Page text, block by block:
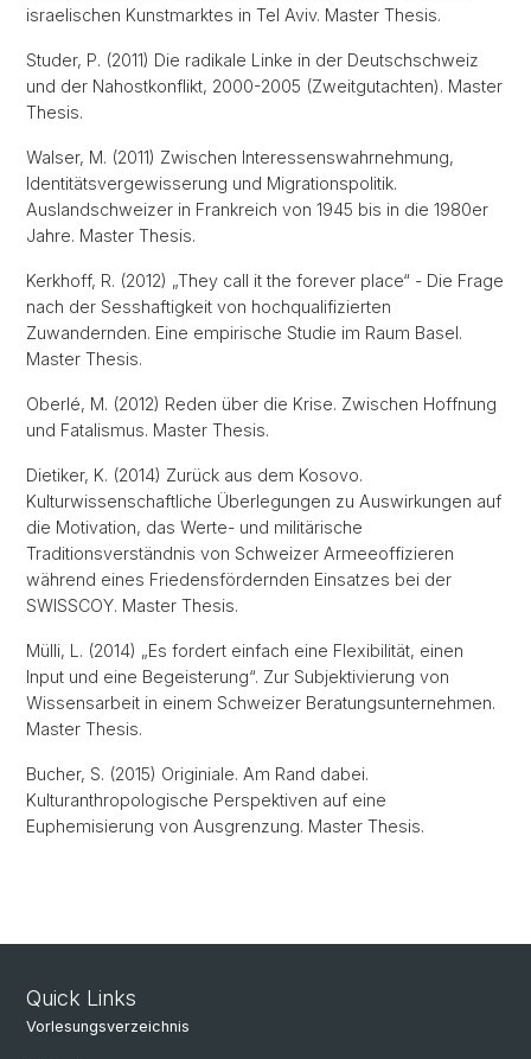
israelischen Kunstmarktes in Tel Aviv. Master Thesis.
Studer, P. (2011) Die radikale Linke in der Deutschschweiz
und der Nahostkonflikt, 2000-2005 (Zweitgutachten). Master
Thesis.
Walser, M. (2011) Zwischen Interessenswahrnehmung,
Identitätsvergewisserung und Migrationspolitik.
Auslandschweizer in Frankreich von 1945 bis in die 1980er
Jahre. Master Thesis.
Kerkhoff, R. (2012) „They call it the forever place“ - Die Frage
nach der Sesshaftigkeit von hochqualifizierten
Zuwandernden. Eine empirische Studie im Raum Basel.
Master Thesis.
Oberlé, M. (2012) Reden über die Krise. Zwischen Hoffnung
und Fatalismus. Master Thesis.
Dietiker, K. (2014) Zurück aus dem Kosovo.
Kulturwissenschaftliche Überlegungen zu Auswirkungen auf
die Motivation, das Werte- und militärische
Traditionsverständnis von Schweizer Armeeoffizieren
während eines Friedensfördernden Einsatzes bei der
SWISSCOY. Master Thesis.
Mülli, L. (2014) „Es fordert einfach eine Flexibilität, einen
Input und eine Begeisterung“. Zur Subjektivierung von
Wissensarbeit in einem Schweizer Beratungsunternehmen.
Master Thesis.
Bucher, S. (2015) Originiale. Am Rand dabei.
Kulturanthropologische Perspektiven auf eine
Euphemisierung von Ausgrenzung. Master Thesis.
Quick Links
Vorlesungsverzeichnis